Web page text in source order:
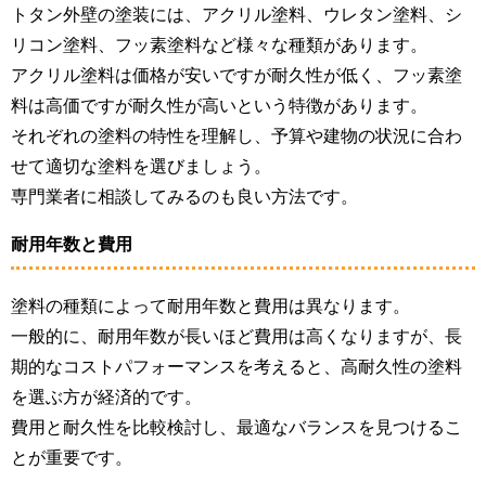
トタン外壁の塗装には、アクリル塗料、ウレタン塗料、シ
リコン塗料、フッ素塗料など様々な種類があります。
アクリル塗料は価格が安いですが耐久性が低く、フッ素塗
料は高価ですが耐久性が高いという特徴があります。
それぞれの塗料の特性を理解し、予算や建物の状況に合わ
せて適切な塗料を選びましょう。
専門業者に相談してみるのも良い方法です。
耐用年数と費用
塗料の種類によって耐用年数と費用は異なります。
一般的に、耐用年数が長いほど費用は高くなりますが、長
期的なコストパフォーマンスを考えると、高耐久性の塗料
を選ぶ方が経済的です。
費用と耐久性を比較検討し、最適なバランスを見つけるこ
とが重要です。